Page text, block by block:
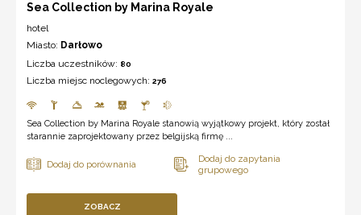
Sea Collection by Marina Royale
hotel
Miasto: Darłowo
Liczba uczestników: 80
Liczba miejsc noclegowych: 276
Sea Collection by Marina Royale stanowią wyjątkowy projekt, który został
starannie zaprojektowany przez belgijską firmę ...
ZOBACZ